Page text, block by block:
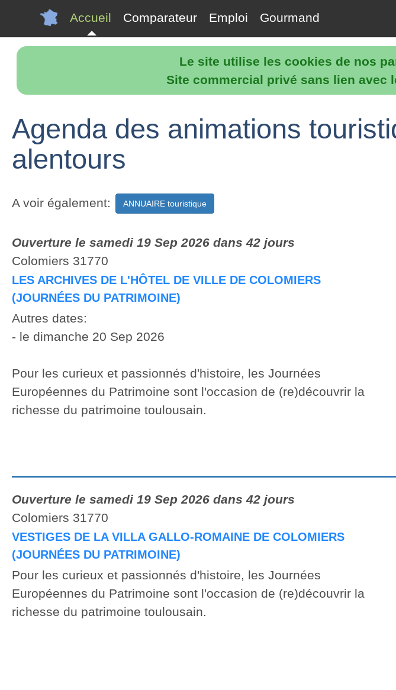
Le site utilise les cookies de nos
Site commercial privé sans lien avec
Accueil Comparateur Emploi Gourmand
Agenda des animations
alentours
A voir également: ANNUAIRE touristique
Ouverture le samedi 19 Sep 2026 dans 42 jours
Colomiers 31770
LES ARCHIVES DE L'HÔTEL DE VILLE DE COLOMIERS
(JOURNÉES DU PATRIMOINE)
Autres dates:
- le dimanche 20 Sep 2026
Pour les curieux et passionnés d'histoire, les Journées
Européennes du Patrimoine sont l'occasion de (re)découvrir la
richesse du patrimoine toulousain.
Ouverture le samedi 19 Sep 2026 dans 42 jours
Colomiers 31770
VESTIGES DE LA VILLA GALLO-ROMAINE DE COLOMIERS
(JOURNÉES DU PATRIMOINE)
Pour les curieux et passionnés d'histoire, les Journées
Européennes du Patrimoine sont l'occasion de (re)découvrir la
richesse du patrimoine toulousain.